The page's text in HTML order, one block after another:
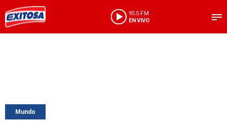
95.5 FM
EN VIVO
Mundo